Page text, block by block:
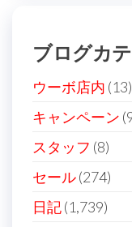
シ
ョ
ン
ブログカ
ウーボ店内 (13)
キャンペーン
スタッフ (8)
セール(274)
日記(1,739)